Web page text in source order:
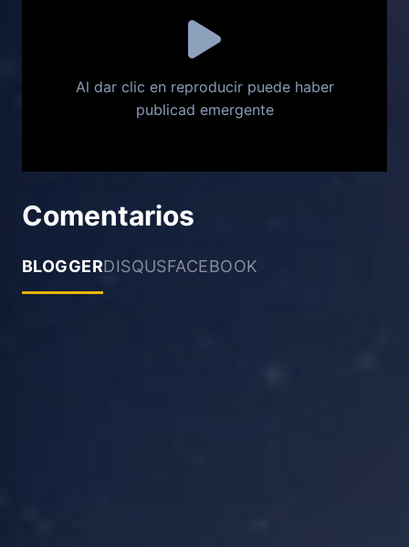
Al dar clic en reproducir puede haber
publicad emergente
Comentarios
BLOGGERDISQUSFACEBOOK